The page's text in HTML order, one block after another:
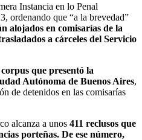
Instancia en lo Penal
ordenando que “a la brevedad”
alojados en comisarías de la
a cárceles del Servicio
que presentó la
Autónoma de Buenos Aires,
de detenidos en las comisarías
alcanza a unos 411 reclusos que
porteñas. De ese número,